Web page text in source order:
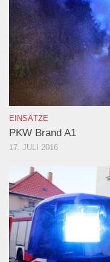
EINSÄTZE
PKW Brand A1
17. JULI 2016